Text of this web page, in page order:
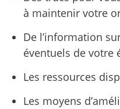
à maintenir votre
De l’information
éventuels de votre
Les ressources
Les moyens